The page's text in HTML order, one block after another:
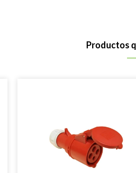
Productos